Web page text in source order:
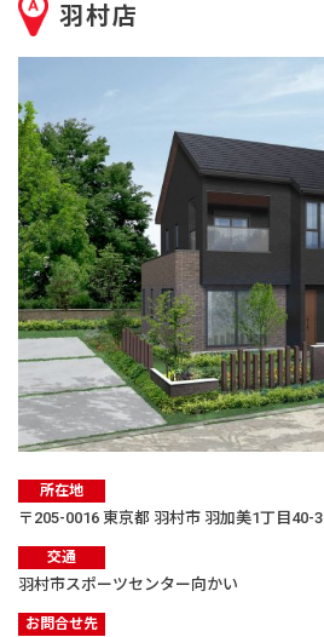
企業・IR情報
羽村店
所在地
〒205-0016 東京都 羽村市 羽加美1丁目40-3
交通
羽村市スポーツセンター向かい
お問合せ先